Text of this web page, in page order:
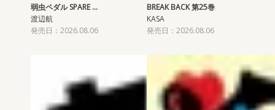
弱虫ペダル SPARE …
渡辺航
発売日：2026.08.06
BREAK BACK 第25巻
KASA
発売日：2026.08.06